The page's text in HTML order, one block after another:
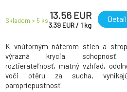
Skladom > 5 ks 13.56 EUR
3.39 EUR/ 1 kg
Detail
K vnútorným náterom stien a
výrazná krycia
roztierateľnosť, matný vzhľad,
voči otěru za sucha,
paropriepustnosť.